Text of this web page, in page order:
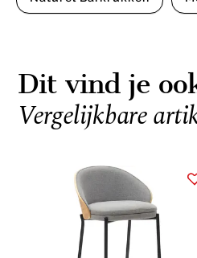
Dit vind je
Vergelijkbare